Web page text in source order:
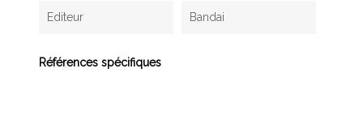
Editeur Bandai
Références spécifiques